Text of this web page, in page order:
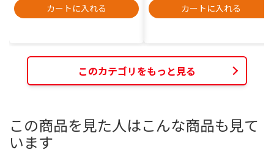
カートに入れる カートに入れる
このカテゴリをもっと見る
この商品を見た人はこんな商品も見て
います